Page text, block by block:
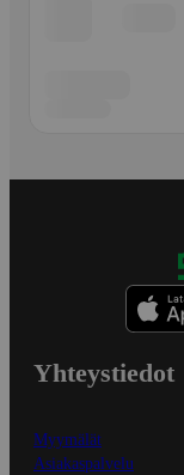
Yhteystiedot
Myymälät
Asiakaspalvelu